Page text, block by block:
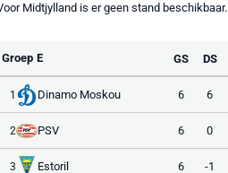
Midtjylland is er geen stand beschikbaar.
Groep E GS DS
1 Dinamo Moskou 6 6
2 PSV 6 0
3 Estoril 6 -1